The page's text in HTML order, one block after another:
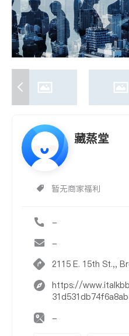
养老
藏蒸堂
暂无商家福利
-
-
2115 E. 15th St.,,
https://
31d531db74f6a8ab
-